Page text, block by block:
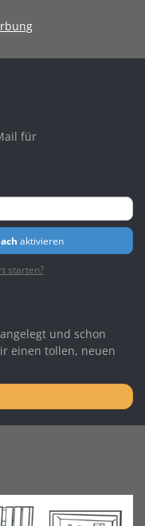
für
aktivieren
starten?
angelegt und schon
einen tollen, neuen